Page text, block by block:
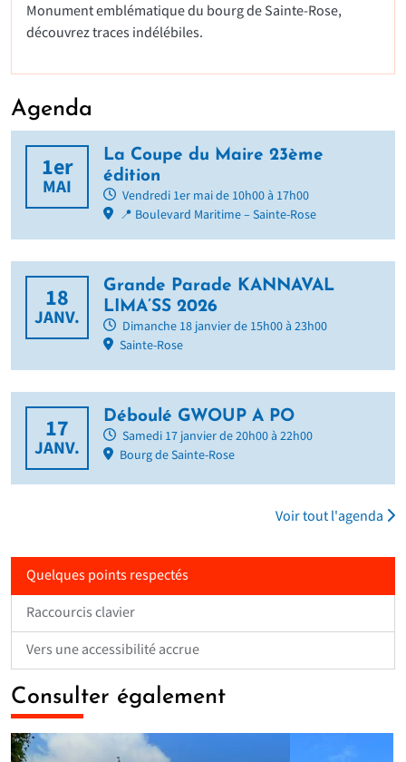
Monument emblématique du bourg de Sainte-Rose,
découvrez traces indélébiles.
Agenda
1er
MAI
La Coupe du Maire 23ème
édition
Vendredi 1er mai de 10h00 à 17h00
📍 Boulevard Maritime – Sainte-Rose
18
JANV.
Grande Parade KANNAVAL
LIMA’SS 2026
Dimanche 18 janvier de 15h00 à 23h00
Sainte-Rose
17
JANV.
Déboulé GWOUP A PO
Samedi 17 janvier de 20h00 à 22h00
Bourg de Sainte-Rose
Voir tout l'agenda
Quelques points respectés
Raccourcis clavier
Vers une accessibilité accrue
Consulter également